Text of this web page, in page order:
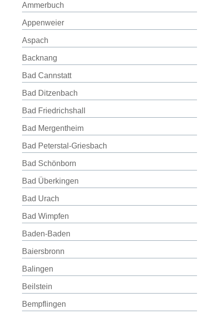
Ammerbuch
Appenweier
Aspach
Backnang
Bad Cannstatt
Bad Ditzenbach
Bad Friedrichshall
Bad Mergentheim
Bad Peterstal-Griesbach
Bad Schönborn
Bad Überkingen
Bad Urach
Bad Wimpfen
Baden-Baden
Baiersbronn
Balingen
Beilstein
Bempflingen